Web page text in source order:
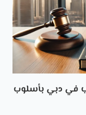
في دبي بأسلوب